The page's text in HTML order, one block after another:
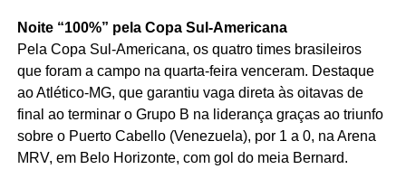
Noite “100%” pela Copa Sul-Americana
Pela Copa Sul-Americana, os quatro times brasileiros
que foram a campo na quarta-feira venceram. Destaque
ao Atlético-MG, que garantiu vaga direta às oitavas de
final ao terminar o Grupo B na liderança graças ao triunfo
sobre o Puerto Cabello (Venezuela), por 1 a 0, na Arena
MRV, em Belo Horizonte, com gol do meia Bernard.